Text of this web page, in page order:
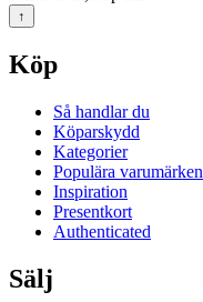
↑
Köp
Så handlar du
Köparskydd
Kategorier
Populära varumärken
Inspiration
Presentkort
Authenticated
Sälj